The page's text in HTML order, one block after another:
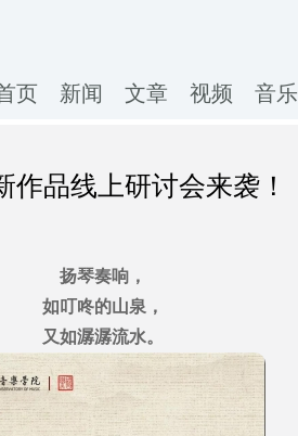
页 新闻 文章 视频 音乐
品线上研讨会来袭！
扬琴奏响，
如叮咚的山泉，
又如潺潺流水。